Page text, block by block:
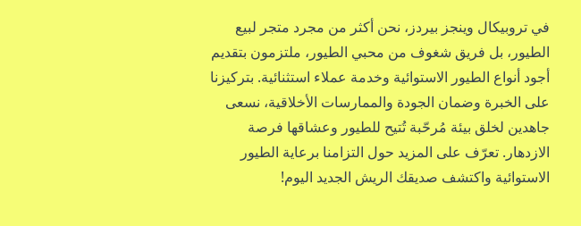
في تروبيكال وينجز بيردز، نحن أكثر من مجرد متجر لبيع
الطيور، بل فريق شغوف من محبي الطيور، ملتزمون بتقديم
أجود أنواع الطيور الاستوائية وخدمة عملاء استثنائية. بتركيزنا
على الخبرة وضمان الجودة والممارسات الأخلاقية، نسعى
جاهدين لخلق بيئة مُرحّبة تُتيح للطيور وعشاقها فرصة
الازدهار. تعرّف على المزيد حول التزامنا برعاية الطيور
الاستوائية واكتشف صديقك الريش الجديد اليوم!